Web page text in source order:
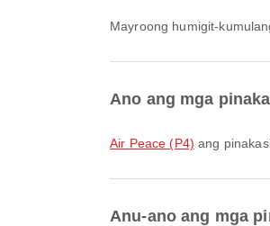
Mayroong humigit-
Ano ang mga
Air Peace (P4) ang
Anu-ano ang mga